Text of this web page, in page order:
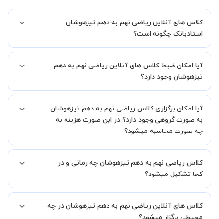
کلاس های آنلاین ریاضی نهم به دهم تیزهوشان
استادبانک چگونه است؟
شما میدهیم که استاد شما پیش از جلسه تمامی موارد لازم برای برگزاری
یک کلاس آنلاین با کیفیت و مفید را به شما توضیح خواهند داد.
آیا امکان ضبط کلاس های آنلاین ریاضی نهم به دهم
تیزهوشان وجود دارد؟
کنید.
آیا امکان برگزاری کلاس ریاضی نهم به دهم تیزهوشان
به صورت گروهی وجود دارد؟ در این صورت هزینه به
چه صورت محاسبه میشود؟
هستند اما در صورتیکه مایل هستید کلاس ها را در کنار دوستان و یا
آشنایان خود به صورت گروهی برگزار کنید، این امکان وجود دارد. در این
ی کل جلسه اضافه خواهد شد.
کلاس ریاضی نهم به دهم تیزهوشان چه زمانی و در
کجا تشکیل میشود؟
شما و استاد تعیین خواهد شد.
همچنین کلاس های خصوصی به طور کلی در منزل شاگرد برگزار میشود. در
کلاس های آنلاین ریاضی نهم به دهم تیزهوشان در چه